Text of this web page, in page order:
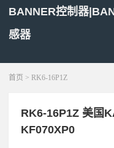
BANNER控制器
感器
首页 > RK6-16P1Z
RK6-16P1Z 美国
KF070XP0